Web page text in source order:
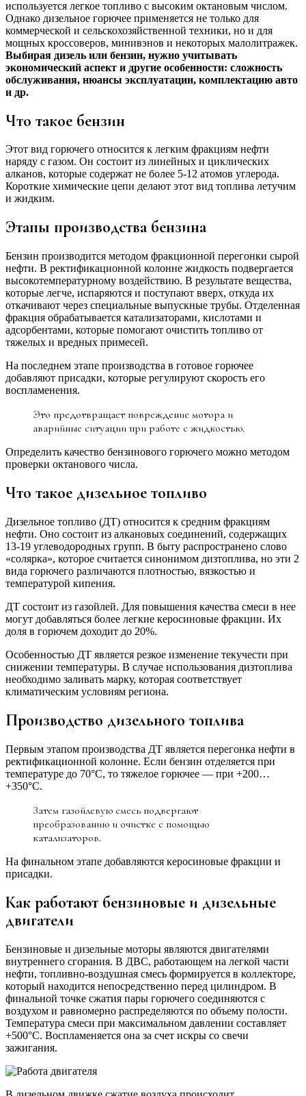
используется легкое топливо с высоким октановым числом.
Однако дизельное горючее применяется не только для
коммерческой и сельскохозяйственной техники, но и для
мощных кроссоверов, минивэнов и некоторых малолитражек.
Выбирая дизель или бензин, нужно учитывать
экономический аспект и другие особенности: сложность
обслуживания, нюансы эксплуатации, комплектацию авто
и др.
Что такое бензин
Этот вид горючего относится к легким фракциям нефти
наряду с газом. Он состоит из линейных и циклических
алканов, которые содержат не более 5-12 атомов углерода.
Короткие химические цепи делают этот вид топлива летучим
и жидким.
Этапы производства бензина
Бензин производится методом фракционной перегонки сырой
нефти. В ректификационной колонне жидкость подвергается
высокотемпературному воздействию. В результате вещества,
которые легче, испаряются и поступают вверх, откуда их
откачивают через специальные выпускные трубы. Отделенная
фракция обрабатывается катализаторами, кислотами и
адсорбентами, которые помогают очистить топливо от
тяжелых и вредных примесей.
На последнем этапе производства в готовое горючее
добавляют присадки, которые регулируют скорость его
воспламенения.
Это предотвращает повреждение мотора и
аварийные ситуации при работе с жидкостью.
Определить качество бензинового горючего можно методом
проверки октанового числа.
Что такое дизельное топливо
Дизельное топливо (ДТ) относится к средним фракциям
нефти. Оно состоит из алкановых соединений, содержащих
13-19 углеводородных групп. В быту распространено слово
«солярка», которое считается синонимом дизтоплива, но эти 2
вида горючего различаются плотностью, вязкостью и
температурой кипения.
ДТ состоит из газойлей. Для повышения качества смеси в нее
могут добавляться более легкие керосиновые фракции. Их
доля в горючем доходит до 20%.
Особенностью ДТ является резкое изменение текучести при
снижении температуры. В случае использования дизтоплива
необходимо заливать марку, которая соответствует
климатическим условиям региона.
Производство дизельного топлива
Первым этапом производства ДТ является перегонка нефти в
ректификационной колонне. Если бензин отделяется при
температуре до 70°C, то тяжелое горючее — при +200…
+350°C.
Затем газойлевую смесь подвергают
преобразованию и очистке с помощью
катализаторов.
На финальном этапе добавляются керосиновые фракции и
присадки.
Как работают бензиновые и дизельные
двигатели
Бензиновые и дизельные моторы являются двигателями
внутреннего сгорания. В ДВС, работающем на легкой части
нефти, топливно-воздушная смесь формируется в коллекторе,
который находится непосредственно перед цилиндром. В
финальной точке сжатия пары горючего соединяются с
воздухом и равномерно распределяются по объему полости.
Температура смеси при максимальном давлении составляет
+500°C. Воспламеняется она за счет искры со свечи
зажигания.